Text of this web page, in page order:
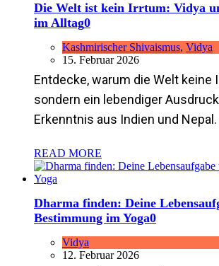
Die Welt ist kein Irrtum: Vidya
im Alltag0
Kashmirischer Shivaismus, Vidya
15. Februar 2026
Entdecke, warum die Welt keine
sondern ein lebendiger
Erkenntnis aus Indien und Nepal.
READ MORE
Dharma finden: Deine
Bestimmung im Yoga0
Vidya
12. Februar 2026